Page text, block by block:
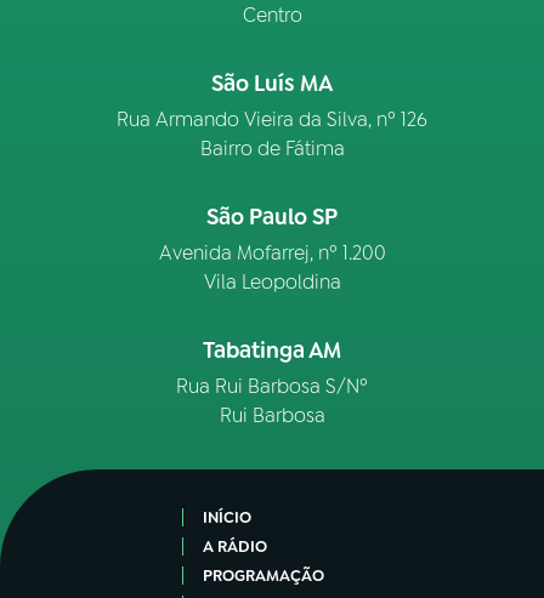
Centro
São Luís MA
Rua Armando Vieira da Silva, nº 126
Bairro de Fátima
São Paulo SP
Avenida Mofarrej, nº 1.200
Vila Leopoldina
Tabatinga AM
Rua Rui Barbosa S/Nº
Rui Barbosa
INÍCIO
A RÁDIO
PROGRAMAÇÃO